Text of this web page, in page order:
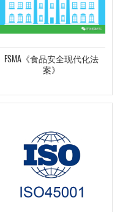
FSMA《食品安全现代化法
案》